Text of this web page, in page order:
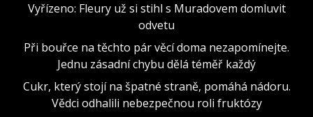
Vyřízeno: Fleury už si stihl s Muradovem domluvit
odvetu
Při bouřce na těchto pár věcí doma nezapomínejte.
Jednu zásadní chybu dělá téměř každý
Cukr, který stojí na špatné straně, pomáhá nádoru.
Vědci odhalili nebezpečnou roli fruktózy